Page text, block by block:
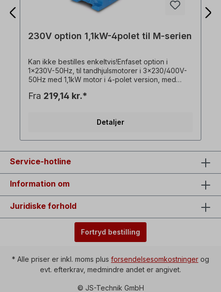
230V option 1,1kW-4polet til M-serien
Kan ikke bestilles enkeltvis!Enfaset option i
1x230V-50Hz, til tandhjulsmotorer i 3x230/400V-
50Hz med 1,1kW motor i 4-polet version, med
belastning, startmomentet er lavere end med en
trefasede gearmotor!! Kan ikke kombineres med
produktbilleder er ikke-bindende eksempler! Der
tages forbehold for tekniske ændringer.
Ekstraudstyr: Tænd/sluk-kontakt med
koblingskapacitet=16 A, omgivelsestemperatur=-5
°C til +40 °C, Kabel mellem motor og
kontakthus=ca. 90 cm.
Fra 219,14 kr.*
Detaljer
Service-hotline
Information om
Juridiske forhold
Fortryd bestilling
* Alle priser er inkl. moms plus forsendelsesomkostninger og
evt. efterkrav, medmindre andet er angivet.
© JS-Technik GmbH